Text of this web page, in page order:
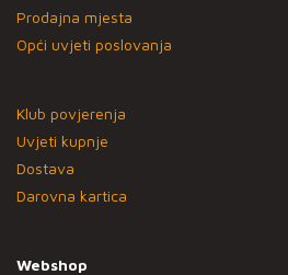
Prodajna mjesta
Opći uvjeti poslovanja
Klub povjerenja
Uvjeti kupnje
Dostava
Darovna kartica
Webshop